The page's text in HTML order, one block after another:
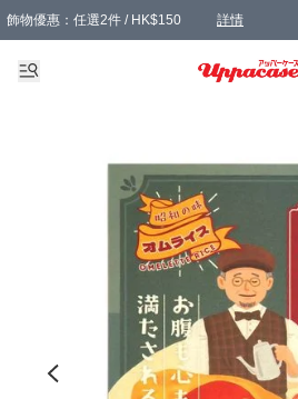
飾物優惠：任選2件 / HK$150 詳情
髮飾優惠：任選2件 / HK$100 詳情
精選襪子優惠：任選3對 / HK$115 詳情
滿額免運：本地訂單滿港幣350元可享免運費優惠